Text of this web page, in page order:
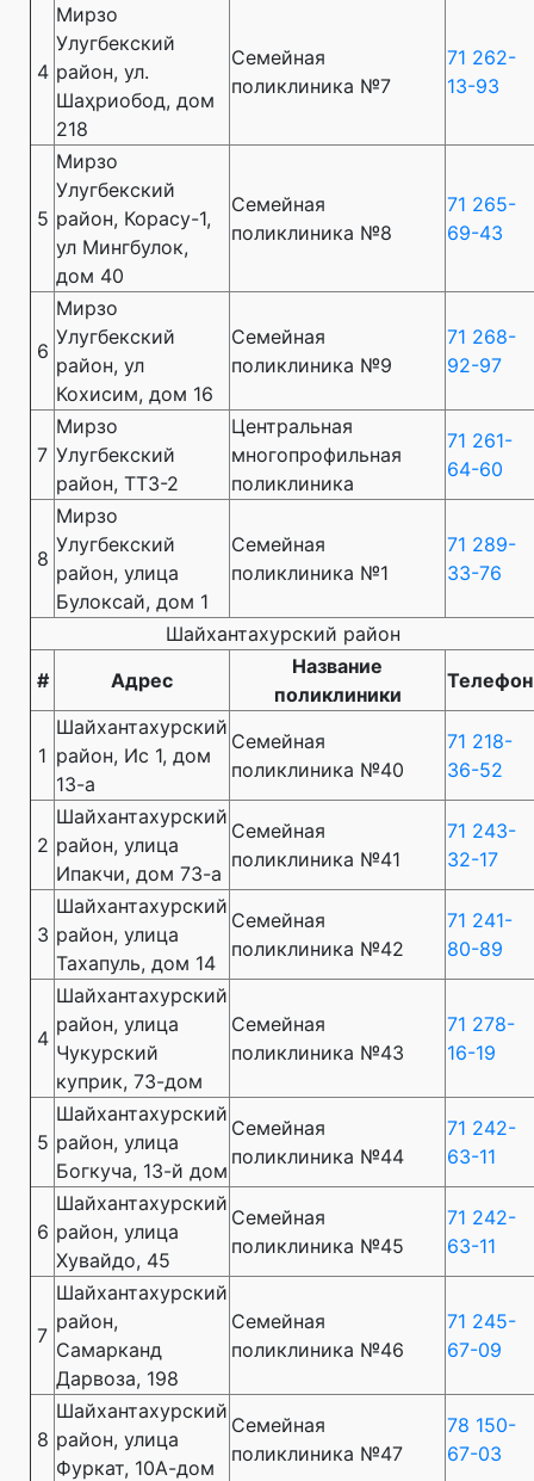
4
Мирзо
Улугбекский
район, ул.
Шаҳриобод, дом
218
Семейная
поликлиника №7
71 262-
13-93
5
Мирзо
Улугбекский
район, Корасу-1,
ул Мингбулок,
дом 40
Семейная
поликлиника №8
71 265-
69-43
6
Мирзо
Улугбекский
район, ул
Кохисим, дом 16
Семейная
поликлиника №9
71 268-
92-97
7
Мирзо
Улугбекский
район, ТТЗ-2
Центральная
многопрофильная
поликлиника
71 261-
64-60
8
Мирзо
Улугбекский
район, улица
Булоксай, дом 1
Семейная
поликлиника №1
71 289-
33-76
Шайхантахурский район
#
Адрес
Название
поликлиники
Телефон
1
Шайхантахурский
район, Ис 1, дом
13-а
Семейная
поликлиника №40
71 218-
36-52
2
Шайхантахурский
район, улица
Ипакчи, дом 73-а
Семейная
поликлиника №41
71 243-
32-17
3
Шайхантахурский
район, улица
Тахапуль, дом 14
Семейная
поликлиника №42
71 241-
80-89
4
Шайхантахурский
район, улица
Чукурский
куприк, 73-дом
Семейная
поликлиника №43
71 278-
16-19
5
Шайхантахурский
район, улица
Богкуча, 13-й дом
Семейная
поликлиника №44
71 242-
63-11
6
Шайхантахурский
район, улица
Хувайдо, 45
Семейная
поликлиника №45
71 242-
63-11
7
Шайхантахурский
район,
Самарканд
Дарвоза, 198
Семейная
поликлиника №46
71 245-
67-09
8
Шайхантахурский
район, улица
Фуркат, 10А-дом
Семейная
поликлиника №47
78 150-
67-03